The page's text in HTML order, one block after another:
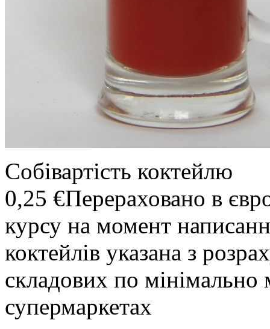
Собівартість коктейлю
0,25 €Перераховано в
курсу на момент
коктейлів указана з
складових по
супермаркетах